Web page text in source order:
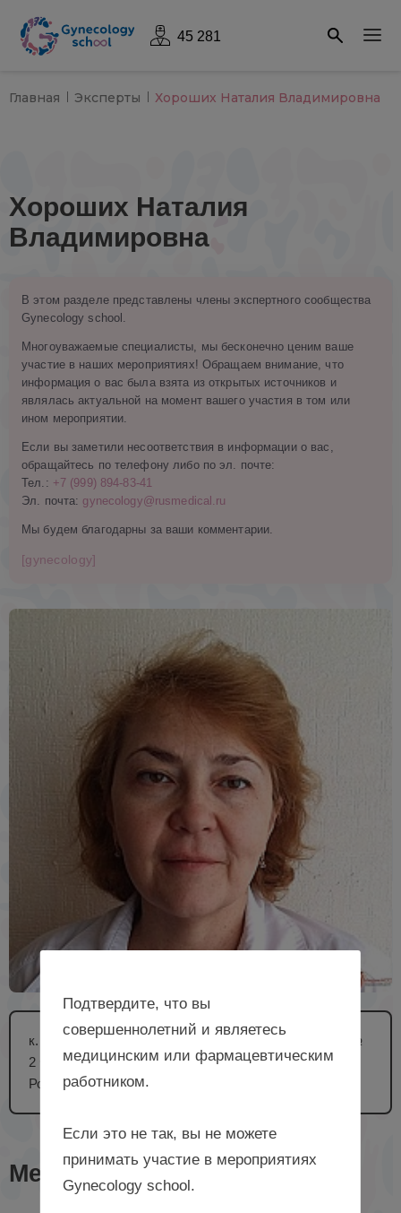
45 281
Главная Эксперты Хороших Наталия Владимировна
Хороших Наталия
Владимировна
В этом разделе представлены члены экспертного сообщества
Gynecology school.
Многоуважаемые специалисты, мы бесконечно ценим ваше
участие в наших мероприятиях! Обращаем внимание, что
информация о вас была взята из открытых источников и
являлась актуальной на момент вашего участия в том или
ином мероприятии.
Если вы заметили несоответствия в информации о вас,
обращайтесь по телефону либо по эл. почте:
Тел.: +7 (999) 894-83-41
Эл. почта: gynecology@rusmedical.ru
Мы будем благодарны за ваши комментарии.
[gynecology]
к. м. н., доцент кафедры акушерства и гинекологии №
2 ФГБОУ ВО ВГМУ им. Н.Н. Бурденко Минздрава
России, г. Воронеж
Мероприятия с лектором
Подтвердите, что вы
совершеннолетний и являетесь
медицинским или фармацевтическим
работником.
Если это не так, вы не можете
принимать участие в мероприятиях
Gynecology school.